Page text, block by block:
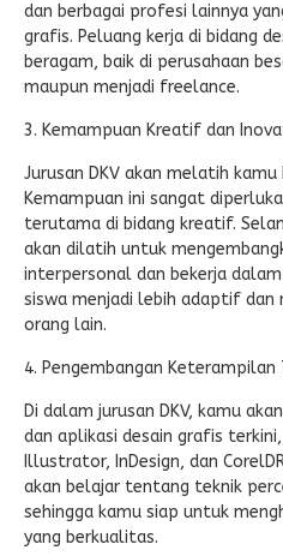
dan berbagai profesi lainnya
grafis. Peluang kerja di bidang
beragam, baik di perusahaan
maupun menjadi freelance.
3. Kemampuan Kreatif dan
Jurusan DKV akan melatih
Kemampuan ini sangat
terutama di bidang kreatif.
akan dilatih untuk
interpersonal dan bekerja
siswa menjadi lebih adaptif dan
orang lain.
4. Pengembangan Keterampilan
Di dalam jurusan DKV, kamu
dan aplikasi desain grafis
Illustrator, InDesign, dan
akan belajar tentang teknik
sehingga kamu siap untuk
yang berkualitas.